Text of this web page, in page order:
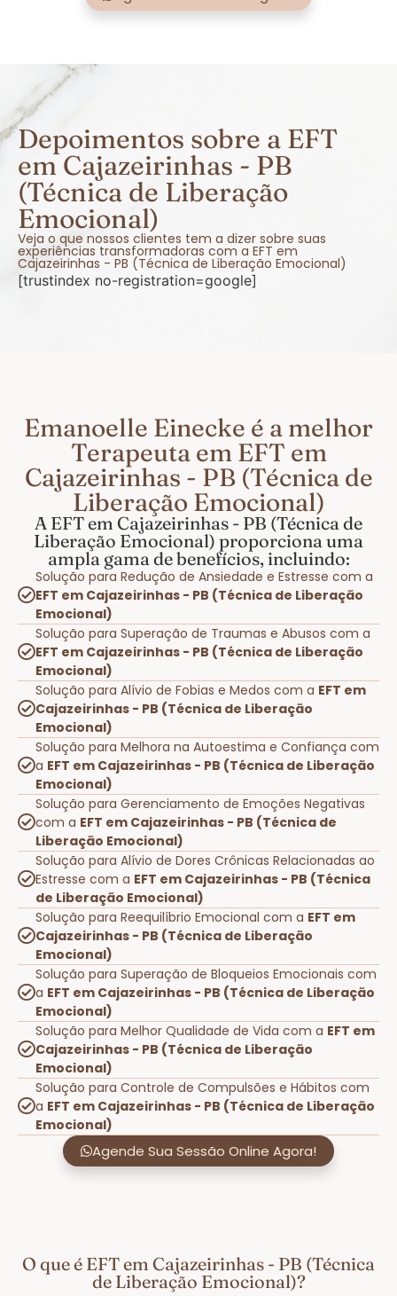
Depoimentos sobre a EFT
em Cajazeirinhas - PB
(Técnica de Liberação
Emocional)
Veja o que nossos clientes tem a dizer sobre suas
experiências transformadoras com a EFT em
Cajazeirinhas - PB (Técnica de Liberação Emocional)
[trustindex no-registration=google]
Emanoelle Einecke é a melhor
Terapeuta em EFT em
Cajazeirinhas - PB (Técnica de
Liberação Emocional)
A EFT em Cajazeirinhas - PB (Técnica de
Liberação Emocional) proporciona uma
ampla gama de benefícios, incluindo:
Solução para Redução de Ansiedade e Estresse com a
EFT em Cajazeirinhas - PB (Técnica de Liberação
Emocional)
Solução para Superação de Traumas e Abusos com a
EFT em Cajazeirinhas - PB (Técnica de Liberação
Emocional)
Solução para Alívio de Fobias e Medos com a EFT em
Cajazeirinhas - PB (Técnica de Liberação
Emocional)
Solução para Melhora na Autoestima e Confiança com
a EFT em Cajazeirinhas - PB (Técnica de Liberação
Emocional)
Solução para Gerenciamento de Emoções Negativas
com a EFT em Cajazeirinhas - PB (Técnica de
Liberação Emocional)
Solução para Alívio de Dores Crônicas Relacionadas ao
Estresse com a EFT em Cajazeirinhas - PB (Técnica
de Liberação Emocional)
Solução para Reequilíbrio Emocional com a EFT em
Cajazeirinhas - PB (Técnica de Liberação
Emocional)
Solução para Superação de Bloqueios Emocionais com
a EFT em Cajazeirinhas - PB (Técnica de Liberação
Emocional)
Solução para Melhor Qualidade de Vida com a EFT em
Cajazeirinhas - PB (Técnica de Liberação
Emocional)
Solução para Controle de Compulsões e Hábitos com
a EFT em Cajazeirinhas - PB (Técnica de Liberação
Emocional)
Agende Sua Sessão Online Agora!
O que é EFT em Cajazeirinhas - PB (Técnica
de Liberação Emocional)?